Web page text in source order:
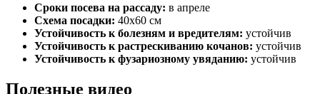
Сроки посева на рассаду: в апреле
Схема посадки: 40х60 см
Устойчивость к болезням и вредителям: устойчив
Устойчивость к растрескиванию кочанов: устойчив
Устойчивость к фузариозному увяданию: устойчив
Полезные видео